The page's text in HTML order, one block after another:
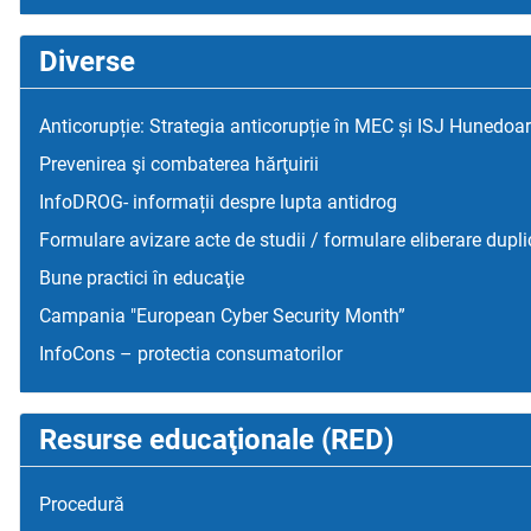
Diverse
Anticorupție: Strategia anticorupție în MEC și ISJ
Prevenirea şi combaterea hărţuirii
InfoDROG- informații despre lupta antidrog
Formulare avizare acte de studii / formulare eliberare
Bune practici în educaţie
Campania "European Cyber Security Month”
InfoCons – protectia consumatorilor
Resurse educaţionale (RED)
Procedură